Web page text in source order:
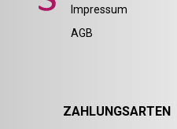
Impressum
AGB
ZAHLUNGSARTEN